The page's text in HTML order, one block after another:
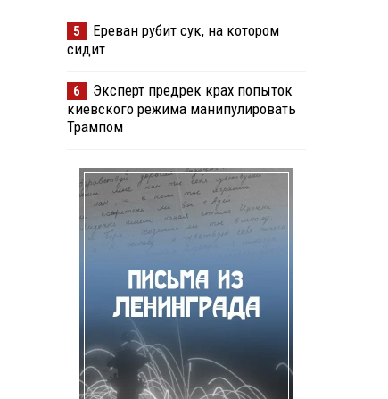
5
Ереван рубит сук, на котором
сидит
6
Эксперт предрек крах попыток
киевского режима манипулировать
Трампом